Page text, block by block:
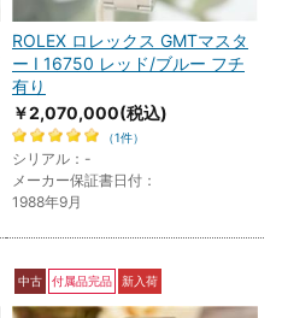
ROLEX ロレックス GMTマスタ
ー I 16750 レッド/ブルー フチ
有り
￥2,070,000(税込)
（1件）
シリアル：-
メーカー保証書日付：
1988年9月
中古 付属品完品 新入荷